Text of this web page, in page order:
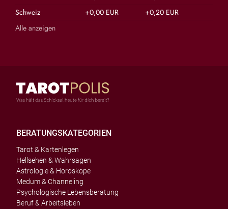
Schweiz
+0,00 EUR
+0,20 EUR
Alle anzeigen
BERATUNGSKATEGORIEN
Tarot & Kartenlegen
Hellsehen & Wahrsagen
Astrologie & Horoskope
Medum & Channeling
Psychologische Lebensberatung
Beruf & Arbeitsleben